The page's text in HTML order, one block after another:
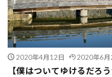
2020年4月12日 2020年6月
【僕はついてゆけるだろ